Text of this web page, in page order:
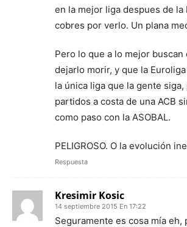
en la mejor liga despues de la
cobres por verlo. Un plana
Pero lo que a lo mejor buscan
dejarlo morir, y que la
la única liga que la gente
partidos a costa de una ACB
como paso con la ASOBAL.
PELIGROSO. O la evolución
Respuesta
Kresimir Kosic
14 septiembre 2015 En 17:22
Seguramente es cosa mía eh,